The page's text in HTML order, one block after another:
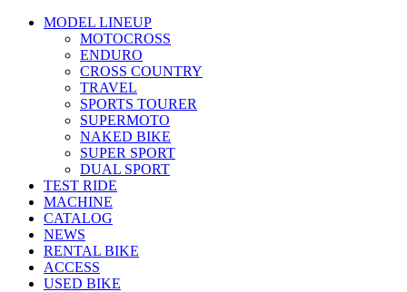
MODEL LINEUP
MOTOCROSS
ENDURO
CROSS COUNTRY
TRAVEL
SPORTS TOURER
SUPERMOTO
NAKED BIKE
SUPER SPORT
DUAL SPORT
TEST RIDE
MACHINE
CATALOG
NEWS
RENTAL BIKE
ACCESS
USED BIKE